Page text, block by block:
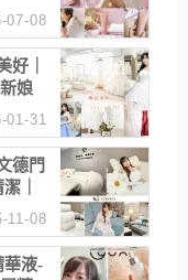
07-08
好｜
娘
01-31
德門
｜
想
11-08
華液-